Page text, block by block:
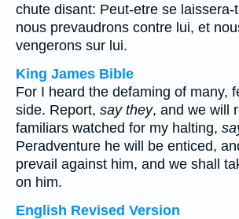
chute disant: Peut-etre se laissera-
nous prevaudrons contre lui, et
vengerons sur lui.
King James Bible
For I heard the defaming of many,
side. Report, say they, and we will
familiars watched for my halting,
Peradventure he will be enticed,
prevail against him, and we shall
on him.
English Revised Version